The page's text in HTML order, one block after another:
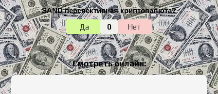
SAND перспективная криптовалюта?
Да
0 Нет
Смотреть онлайн: